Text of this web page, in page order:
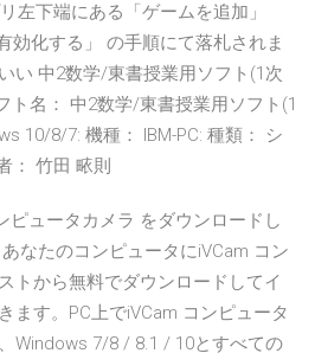
左下端にある「ゲームを追加」
化する」 の手順にて落札されま
い 中2数学/東書授業用ソフト(1次
ト名： 中2数学/東書授業用ソフト(1
10/8/7: 機種： IBM-PC: 種類： シ
： 竹田 畩則
ピュータカメラ をダウンロードし
なたのコンピュータにiVCam コン
トから無料でダウンロードしてイ
ます。PC上でiVCam コンピュータ
Windows 7/8 / 8.1 / 10とすべての